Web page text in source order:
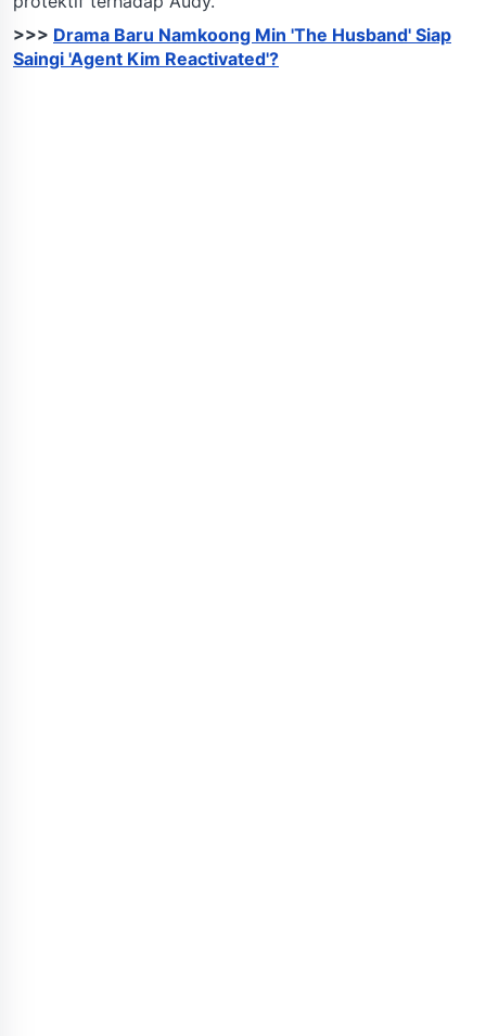
>>> Drama Baru Namkoong Min 'The Husband' Siap
Saingi 'Agent Kim Reactivated'?